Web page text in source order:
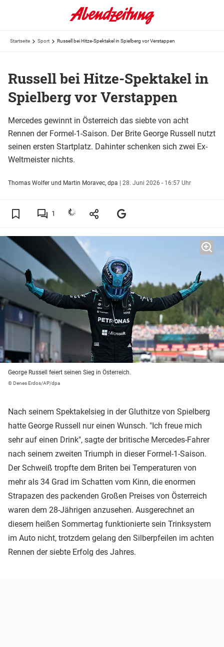
Startseite Sport Russell bei Hitze-Spektakel in Spielberg vor Verstappen
Russell bei Hitze-Spektakel in
Spielberg vor Verstappen
Mercedes gewinnt in Österreich das siebte von acht
Rennen der Formel-1-Saison. Der Brite George Russell nutzt
seinen ersten Startplatz. Dahinter schenken sich zwei Ex-
Weltmeister nichts.
Thomas Wolfer und Martin Moravec, dpa | 28. Juni 2026 - 16:57 Uhr
1
George Russell feiert seinen Sieg in Österreich.
© Denes Erdos/AP/dpa
Nach seinem Spektakelsieg in der Gluthitze von Spielberg
hatte George Russell nur einen Wunsch. "Ich freue mich
sehr auf einen Drink", sagte der britische Mercedes-Fahrer
nach seinem zweiten Triumph in dieser Formel-1-Saison.
Der Schweiß tropfte dem Briten bei Temperaturen von
mehr als 34 Grad im Schatten vom Kinn, die enormen
Strapazen des packenden Großen Preises von Österreich
waren dem 28-Jährigen anzusehen. Ausgerechnet an
diesem heißen Sommertag funktionierte sein Trinksystem
im Auto nicht, trotzdem gelang den Silberpfeilen im achten
Rennen der siebte Erfolg des Jahres.